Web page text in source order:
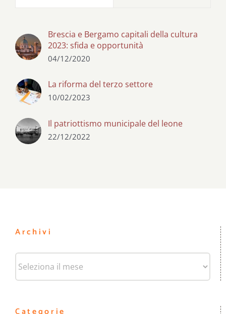
Brescia e Bergamo capitali della cultura
2023: sfida e opportunità
04/12/2020
La riforma del terzo settore
10/02/2023
Il patriottismo municipale del leone
22/12/2022
Archivi